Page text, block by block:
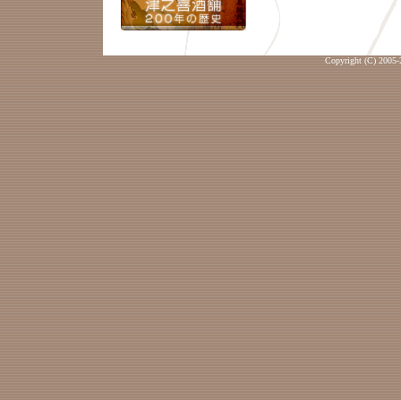
Copyright (C) 2005-